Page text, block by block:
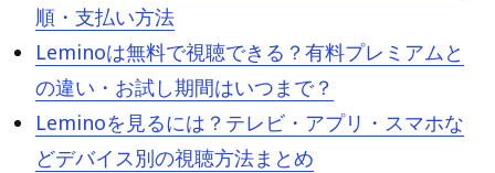
順・支払い方法
Leminoは無料で視聴できる？有料プレミアムと
の違い・お試し期間はいつまで？
Leminoを見るには？テレビ・アプリ・スマホな
どデバイス別の視聴方法まとめ